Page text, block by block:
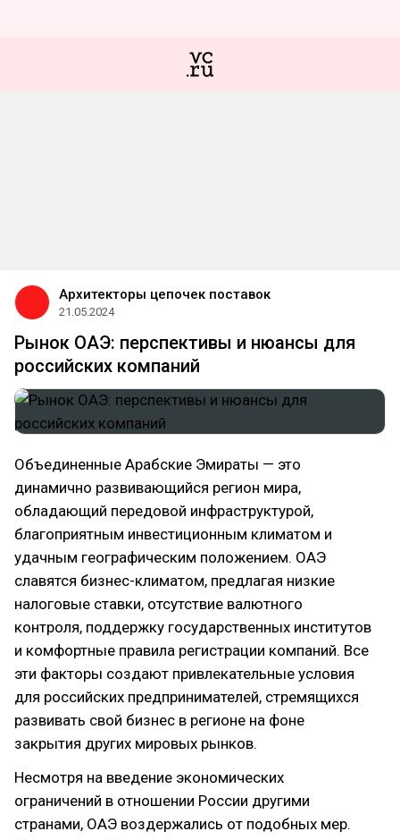
Архитекторы цепочек поставок
21.05.2024
Рынок ОАЭ: перспективы и нюансы для
российских компаний
Объединенные Арабские Эмираты — это
динамично развивающийся регион мира,
обладающий передовой инфраструктурой,
благоприятным инвестиционным климатом и
удачным географическим положением. ОАЭ
славятся бизнес-климатом, предлагая низкие
налоговые ставки, отсутствие валютного
контроля, поддержку государственных институтов
и комфортные правила регистрации компаний. Все
эти факторы создают привлекательные условия
для российских предпринимателей, стремящихся
развивать свой бизнес в регионе на фоне
закрытия других мировых рынков.
Несмотря на введение экономических
ограничений в отношении России другими
странами, ОАЭ воздержались от подобных мер.